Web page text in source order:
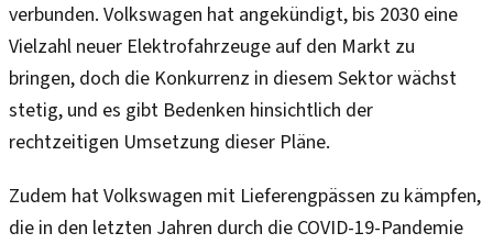
verbunden. Volkswagen hat angekündigt, bis 2030 eine
Vielzahl neuer Elektrofahrzeuge auf den Markt zu
bringen, doch die Konkurrenz in diesem Sektor wächst
stetig, und es gibt Bedenken hinsichtlich der
rechtzeitigen Umsetzung dieser Pläne.
Zudem hat Volkswagen mit Lieferengpässen zu kämpfen,
die in den letzten Jahren durch die COVID-19-Pandemie